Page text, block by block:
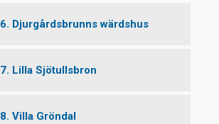
6. Djurgårdsbrunns wärdshus
7. Lilla Sjötullsbron
8. Villa Gröndal